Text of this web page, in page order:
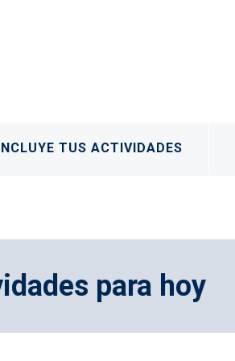
TUS ACTIVIDADES
para hoy